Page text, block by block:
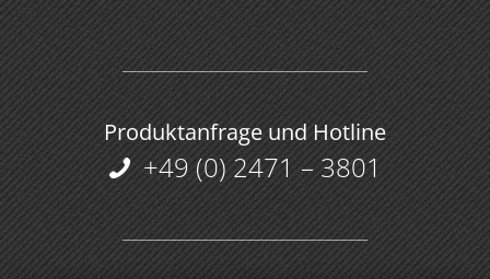
Produktanfrage und Hotline
+49 (0) 2471 – 3801